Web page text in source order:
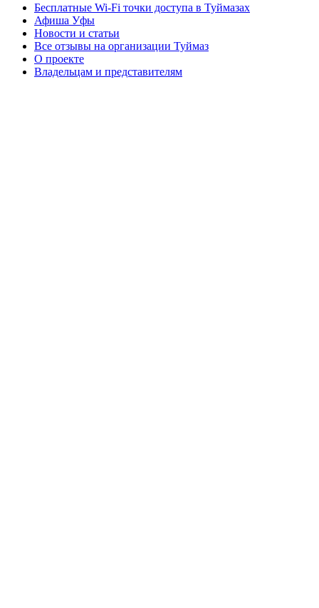
Бесплатные Wi-Fi точки доступа в Туймазах
Афиша Уфы
Новости и статьи
Все отзывы на организации Туймаз
О проекте
Владельцам и представителям